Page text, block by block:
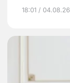
18:01 / 04.08.26